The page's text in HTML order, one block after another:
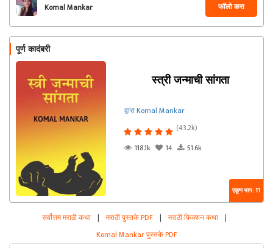
Komal Mankar फॉलो करा
पूर्ण कादंबरी
स्त्री जन्माची सांगता
द्वारा Komal Mankar
(43.2k)
118.1k
14 51.6k
एकूण भाग : 11
सर्वोत्तम मराठी कथा | मराठी पुस्तके PDF | मराठी फिक्शन कथा |
Komal Mankar पुस्तके PDF